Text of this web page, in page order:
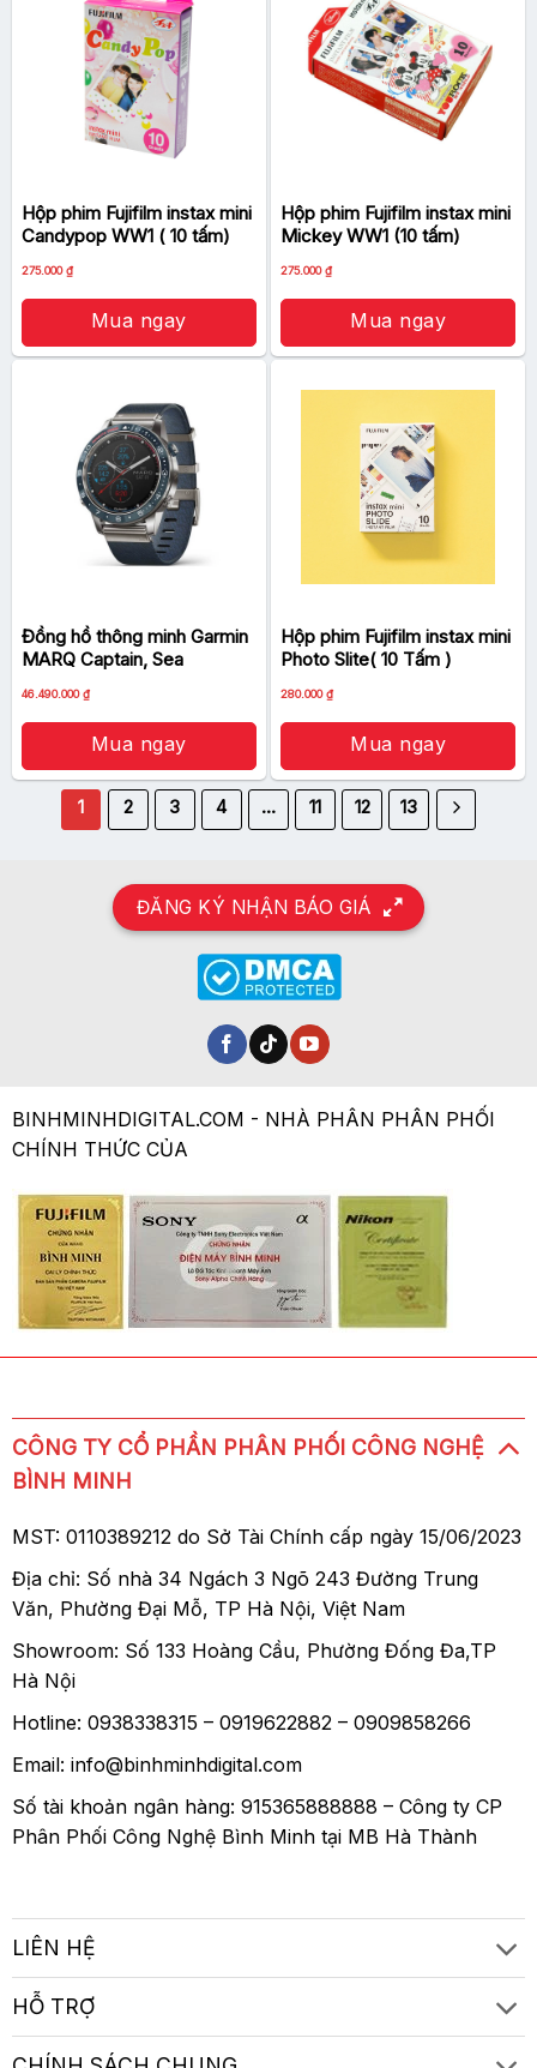
Hộp phim Fujifilm instax mini
Candypop WW1 ( 10 tấm)
275.000₫
Mua ngay
Hộp phim Fujifilm instax mini
Mickey WW1 (10 tấm)
275.000₫
Mua ngay
Đồng hồ thông minh Garmin
MARQ Captain, Sea
46.490.000₫
Mua ngay
Hộp phim Fujifilm instax mini
Photo Slite( 10 Tấm )
280.000₫
Mua ngay
1 2 3 4 … 11 12 13
ĐĂNG KÝ NHẬN BÁO GIÁ
BINHMINHDIGITAL.COM - NHÀ PHÂN PHÂN PHỐI
CHÍNH THỨC CỦA
CÔNG TY CỔ PHẦN PHÂN PHỐI CÔNG NGHỆ
BÌNH MINH
MST: 0110389212 do Sở Tài Chính cấp ngày 15/06/2023
Địa chỉ: Số nhà 34 Ngách 3 Ngõ 243 Đường Trung
Văn, Phường Đại Mỗ, TP Hà Nội, Việt Nam
Showroom: Số 133 Hoàng Cầu, Phường Đống Đa,TP
Hà Nội
Hotline: 0938338315 – 0919622882 – 0909858266
Email: info@binhminhdigital.com
Số tài khoản ngân hàng: 915365888888 – Công ty CP
Phân Phối Công Nghệ Bình Minh tại MB Hà Thành
LIÊN HỆ
HỖ TRỢ